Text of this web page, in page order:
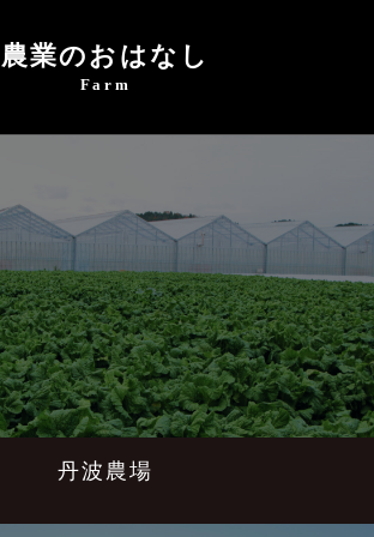
農業のおはなし
Farm
丹波農場